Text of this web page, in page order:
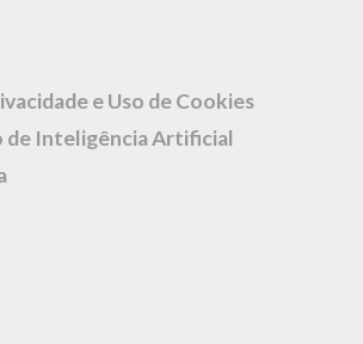
e Uso de Cookies
de Inteligência Artificial